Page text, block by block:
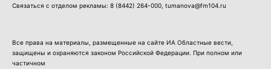
Связаться с отделом рекламы: 8 (8442) 264-000 , tumanova@fm104.ru
Все права на материалы, размещенные на сайте ИА Областные вести,
защищены и охраняются законом Российской Федерации. При полном или
частичном